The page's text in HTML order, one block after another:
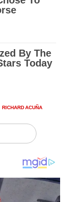
RICHARD ACUÑA